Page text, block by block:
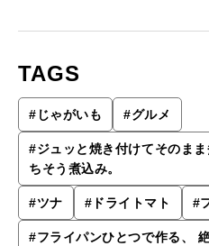
TAGS
# じゃがいも #グルメ
#ジュッと焼き付けてそのま
ちそう煮込み。
#ツナ # ドライトマト #
#フライパンひとつで作る、